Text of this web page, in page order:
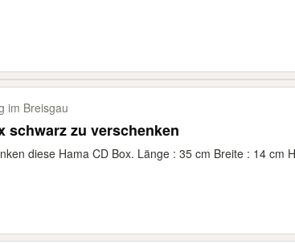
im Breisgau
schwarz zu verschenken
diese Hama CD Box. Länge : 35 cm Breite : 14 cm